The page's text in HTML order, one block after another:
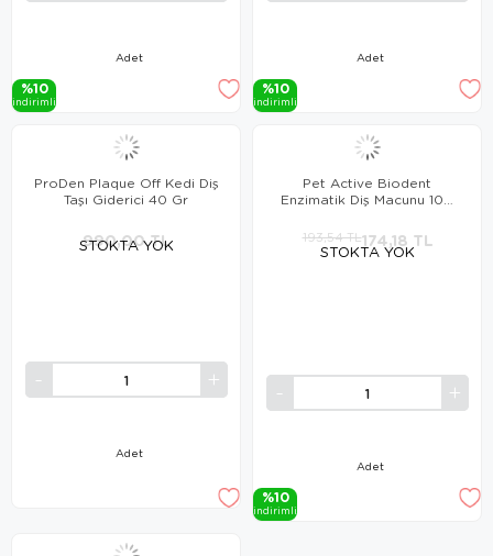
Adet
%10
i̇ndi̇ri̇mli̇
Adet
%10
i̇ndi̇ri̇mli̇
STOKTA YOK
ProDen Plaque Off Kedi Diş
Taşı Giderici 40 Gr
Adet
990,00 TL
STOKTA YOK
Pet Active Biodent
Enzimatik Diş Macunu 100
Adet
174,18 TL
193,54 TL
%10
i̇ndi̇ri̇mli̇